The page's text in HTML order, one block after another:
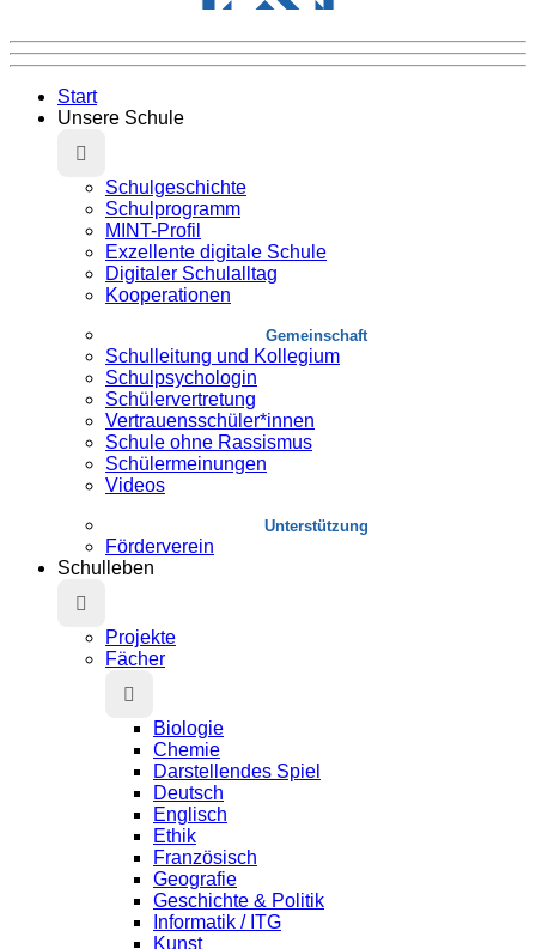
Start
Unsere Schule
Schulgeschichte
Schulprogramm
MINT-Profil
Exzellente digitale Schule
Digitaler Schulalltag
Kooperationen
Gemeinschaft
Schulleitung und Kollegium
Schulpsychologin
Schülervertretung
Vertrauensschüler*innen
Schule ohne Rassismus
Schülermeinungen
Videos
Unterstützung
Förderverein
Schulleben
Projekte
Fächer
Biologie
Chemie
Darstellendes Spiel
Deutsch
Englisch
Ethik
Französisch
Geografie
Geschichte & Politik
Informatik / ITG
Kunst